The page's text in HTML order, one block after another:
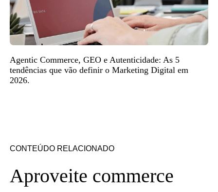
Agentic Commerce, GEO e Autenticidade: As 5
tendências que vão definir o Marketing Digital em
2026.
CONTEÚDO RELACIONADO
Aproveite commerce